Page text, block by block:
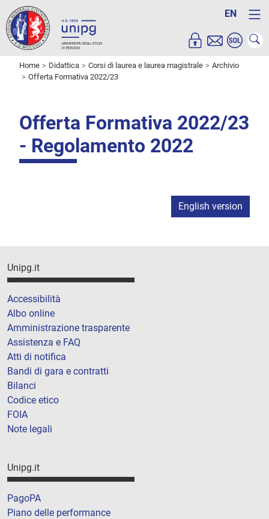
EN
Home Didattica Corsi di laurea e laurea magistrale
Archivio
Offerta Formativa 2022/23
Offerta Formativa 2022/23
- Regolamento 2022
English version
Unipg.it
Accessibilità
Albo online
Amministrazione trasparente
Assistenza e FAQ
Atti di notifica
Bandi di gara e contratti
Bilanci
Codice etico
FOIA
Note legali
Unipg.it
PagoPA
Piano delle performance